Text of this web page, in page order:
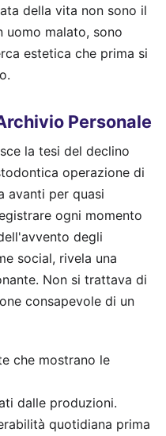
della vita non sono il
uomo malato, sono
estetica che prima si
Personale
la tesi del declino
operazione di
avanti per quasi
ogni momento
degli
social, rivela una
Non si trattava di
consapevole di un
che mostrano le
dalle produzioni.
quotidiana prima